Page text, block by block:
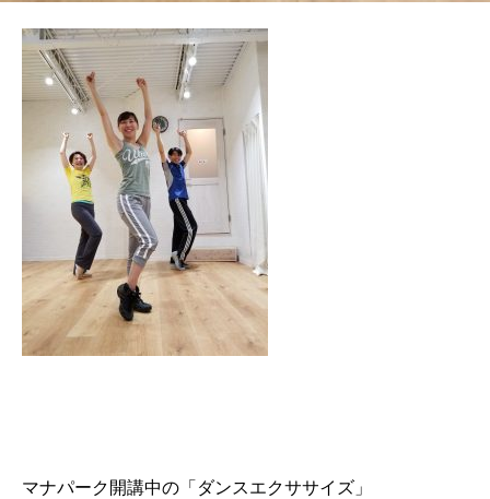
マナパーク開講中の「ダンスエクササイズ」